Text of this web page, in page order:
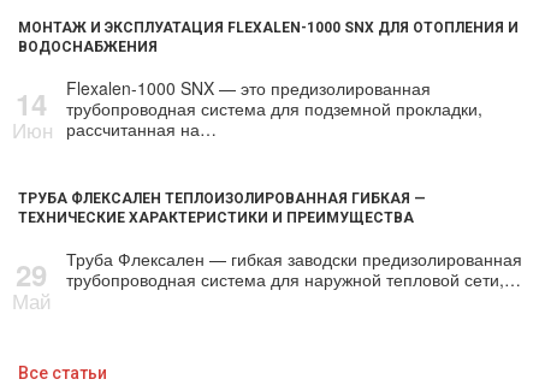
МОНТАЖ И ЭКСПЛУАТАЦИЯ FLEXALEN-1000 SNX ДЛЯ ОТОПЛЕНИЯ И
ВОДОСНАБЖЕНИЯ
14
Июн
Flexalen-1000 SNX — это предизолированная
трубопроводная система для подземной прокладки,
рассчитанная на…
ТРУБА ФЛЕКСАЛЕН ТЕПЛОИЗОЛИРОВАННАЯ ГИБКАЯ —
ТЕХНИЧЕСКИЕ ХАРАКТЕРИСТИКИ И ПРЕИМУЩЕСТВА
29
Май
Труба Флексален — гибкая заводски предизолированная
трубопроводная система для наружной тепловой сети,…
Все статьи